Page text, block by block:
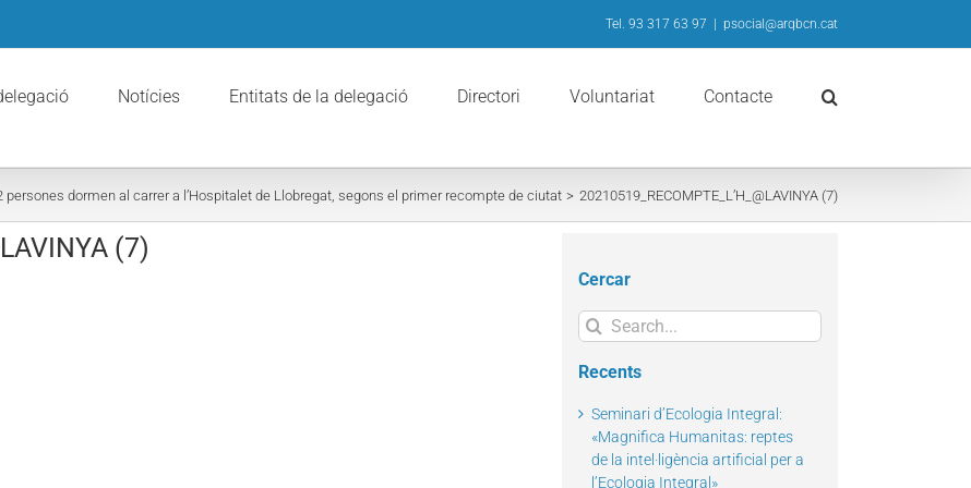
Tel. 93 317 63 97 psocial@arqbcn.cat
Notícies Entitats de la delegació Directori Voluntariat Contacte
persones dormen al carrer a l’Hospitalet de Llobregat, segons el primer recompte de ciutat 20210519_RECOMPTE_L’H_@LAVINYA (7)
(7)
Cercar
Search
for:
Recents
Seminari d’Ecologia Integral:
«Magnifica Humanitas: reptes
de la intel·ligència artificial per a
l’Ecologia Integral»